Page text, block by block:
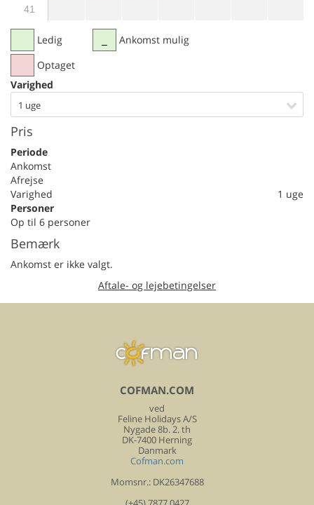
41
Ledig
Optaget
Ankomst mulig
Varighed
1 uge
Pris
Periode
Ankomst
Afrejse
Varighed
1 uge
Personer
Op til 6 personer
Bemærk
Ankomst er ikke valgt.
Aftale- og lejebetingelser
COFMAN.COM
ved
Feline Holidays A/S
Nygade 8b. 2. th
DK-7400 Herning
Danmark
Cofman.com
Momsnr.: DK26347688